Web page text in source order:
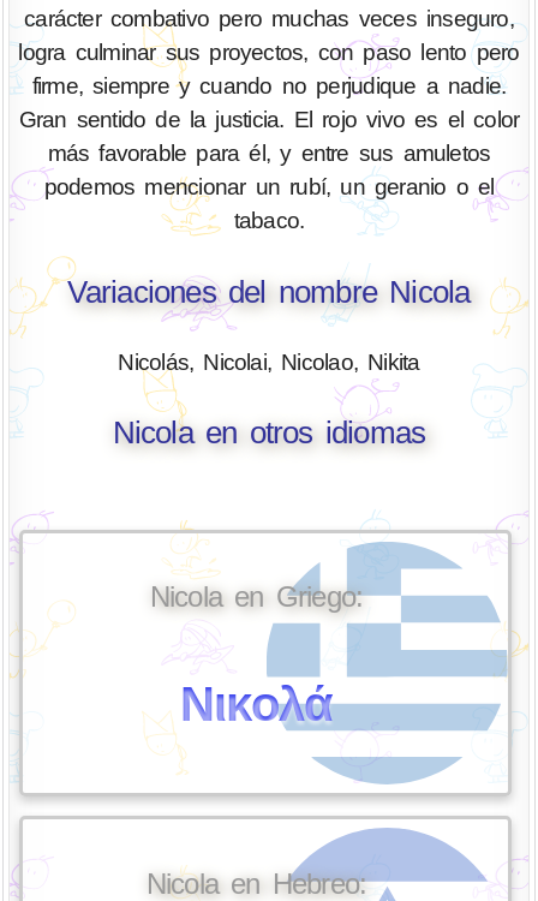
carácter combativo pero muchas veces inseguro,
logra culminar sus proyectos, con paso lento pero
firme, siempre y cuando no perjudique a nadie.
Gran sentido de la justicia. El rojo vivo es el color
más favorable para él, y entre sus amuletos
podemos mencionar un rubí, un geranio o el
tabaco.
Variaciones del nombre Nicola
Nicolás, Nicolai, Nicolao, Nikita
Nicola en otros idiomas
Nicola en Griego:
Νικολά
Nicola en Hebreo: